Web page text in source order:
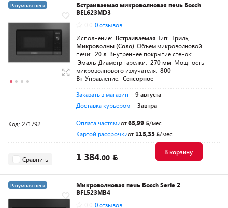
Разумная цена
Встраиваемая микроволновая печь Bosch
BEL623MD3
0 отзывов
Исполнение: Встраиваемая Тип: Гриль,
Микроволны (Соло) Объем микроволновой
печи: 20 л Внутреннее покрытие стенок:
Эмаль Диаметр тарелки: 270 мм Мощность
микроволнового излучателя: 800
Вт Управление: Сенсорное
Заказать в магазин - 9 августа
Доставка курьером - Завтра
Код: 271792 Оплата частямиот65,99
/мес
Картой рассрочкиот 115,33 /мес
Сравнить 1 384.00
В корзину
Разумная цена
Микроволновая печь Bosch Serie 2
BFL523MB4
0 отзывов